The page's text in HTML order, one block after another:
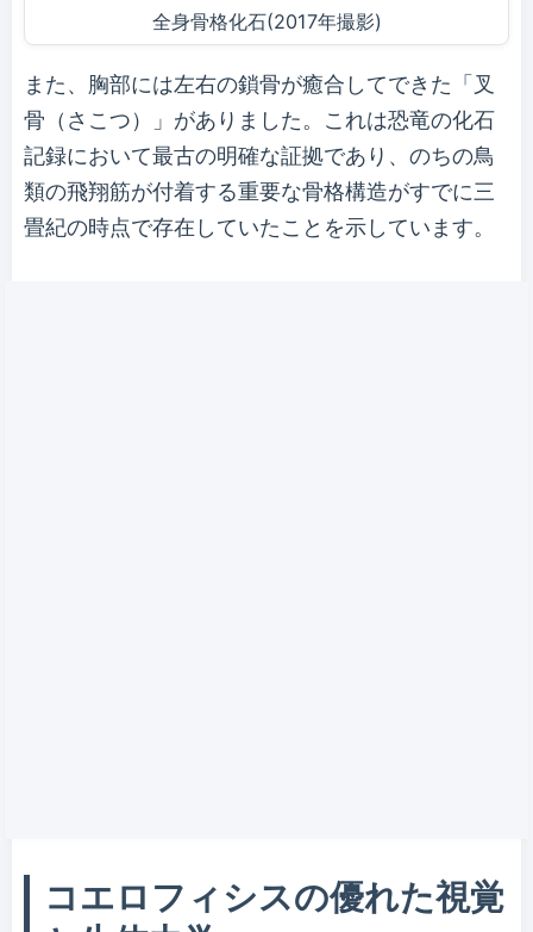
全身骨格化石(2017年撮影)
また、胸部には左右の鎖骨が癒合してできた「叉
骨（さこつ）」がありました。これは恐竜の化石
記録において最古の明確な証拠であり、のちの鳥
類の飛翔筋が付着する重要な骨格構造がすでに三
畳紀の時点で存在していたことを示しています。
コエロフィシスの優れた視覚